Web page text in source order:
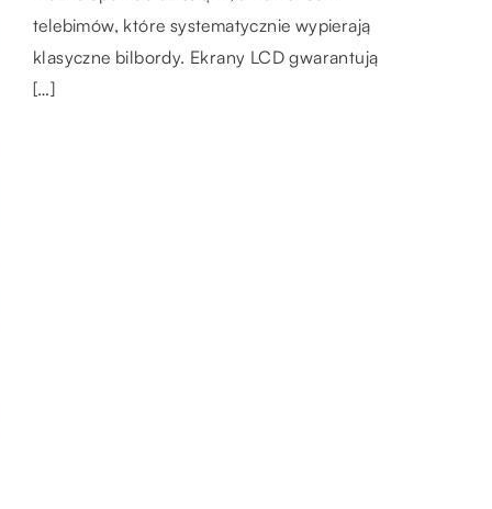
zwłaszcza jeśli jest on domowej roboty.
Stworzenie niesamowitego deseru w domu
nie jest […]
telebimów, które systematycznie wypierają
klasyczne bilbordy. Ekrany LCD gwarantują
[…]
wieczór było […]